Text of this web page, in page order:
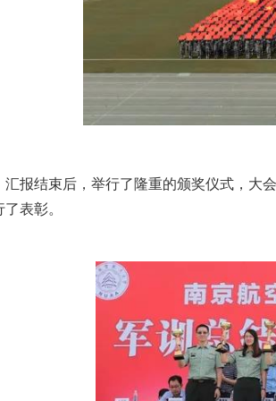
汇报结束后，举行了隆重的颁奖仪式，大
了表彰。